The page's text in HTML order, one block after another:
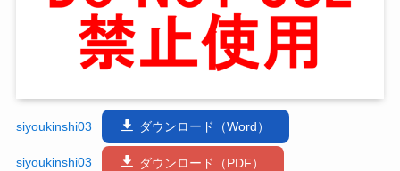
siyoukinshi03 ダウンロード（Word）
siyoukinshi03 ダウンロード（PDF）